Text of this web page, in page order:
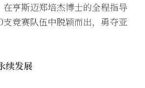
亨斯迈郑培杰博士的全程指导
支竞赛队伍中脱颖而出，勇夺亚
续发展